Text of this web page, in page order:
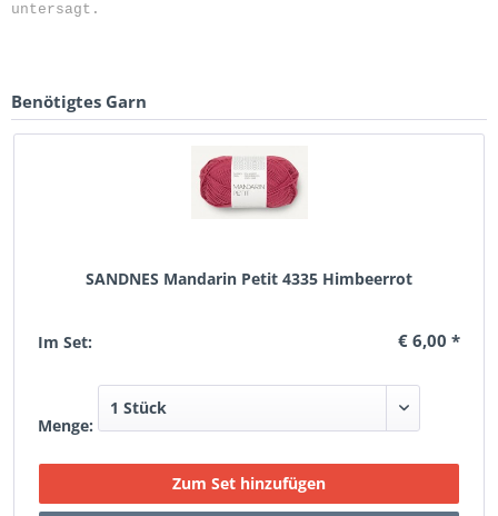
untersagt.
Benötigtes Garn
SANDNES Mandarin Petit 4335 Himbeerrot
Im Set: € 6,00 *
Menge: